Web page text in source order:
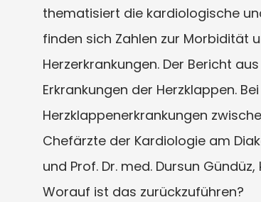
thematisiert die kardiologische
finden sich Zahlen zur Morbidität
Herzerkrankungen. Der Bericht
Erkrankungen der Herzklappen.
Herzklappenerkrankungen
Chefärzte der Kardiologie am
und Prof. Dr. med. Dursun
Worauf ist das zurückzuführen?